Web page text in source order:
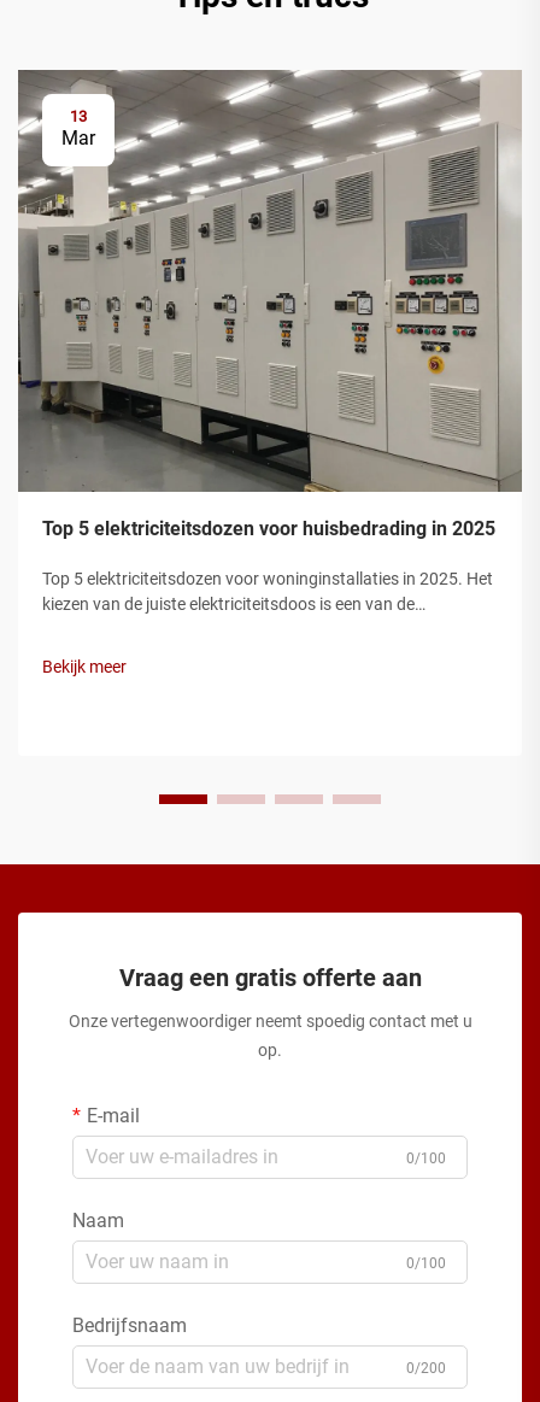
13
Mar
Top 5 elektriciteitsdozen voor huisbedrading in 2025
Top 5 elektriciteitsdozen voor woninginstallaties in 2025. Het
kiezen van de juiste elektriciteitsdoos is een van de
voorkomen brandgevaren en zorgen ervoor dat uw installatie
Bekijk meer
Vraag een gratis offerte aan
Onze vertegenwoordiger neemt spoedig contact met u
op.
E-mail
0/100
Naam
0/100
Bedrijfsnaam
0/200